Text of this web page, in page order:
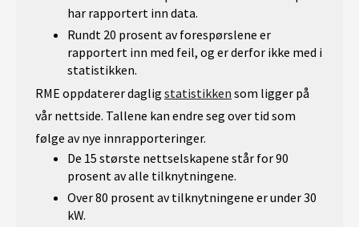
har rapportert inn data.
Rundt 20 prosent av forespørslene er
rapportert inn med feil, og er derfor ikke med i
statistikken.
RME oppdaterer daglig statistikken som ligger på
vår nettside. Tallene kan endre seg over tid som
følge av nye innrapporteringer.
De 15 største nettselskapene står for 90
prosent av alle tilknytningene.
Over 80 prosent av tilknytningene er under 30
kW.